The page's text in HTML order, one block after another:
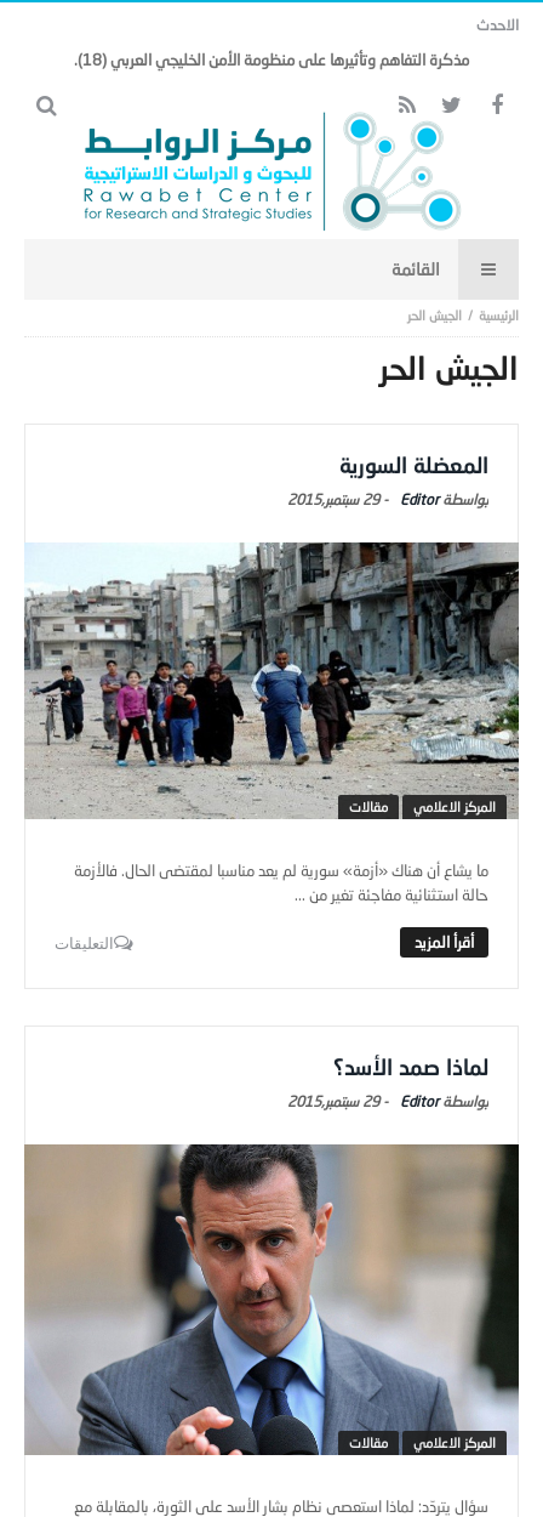
الاحدث
مذكرة التفاهم وتأثيرها على منظومة الأمن الخليجي العربي (18).
الجيش الحر
الجيش الحر
المعضلة السورية
Editor
-29 سبتمبر,2015
المركز الاعلامي مقالات
ما يشاع أن هناك «أزمة» سورية لم يعد مناسبا لمقتضى الحال. فالأزمة
حالة استثنائية مفاجئة تغير من ...
التعليقات
لماذا صمد الأسد؟
Editor
-29 سبتمبر,2015
المركز الاعلامي مقالات
سؤال يتردّد: لماذا استعصى نظام بشار الأسد على الثورة، بالمقابلة مع